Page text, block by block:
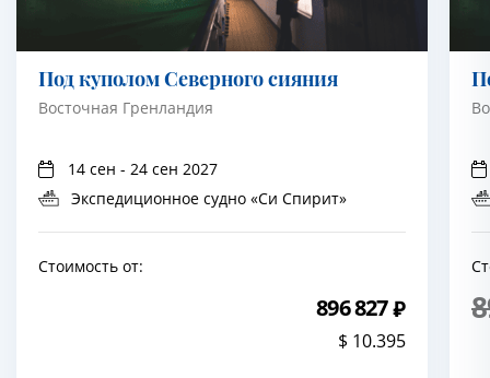
Под куполом Северного сияния
Восточная Гренландия
14 сен - 24 сен 2027
Экспедиционное судно «Си Спирит»
Стоимость от:
896 827
$ 10.395